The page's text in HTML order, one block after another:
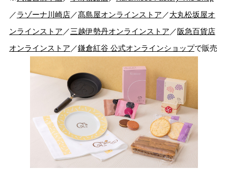
／ラゾーナ川崎店／髙島屋オンラインストア ／大丸松坂屋オ
ンラインストア ／三越伊勢丹オンラインストア ／阪急百貨店
オンラインストア ／鎌倉紅谷 公式オンラインショップで販売